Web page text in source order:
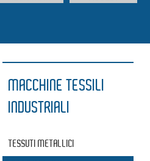
MACCHINE TESSILI
INDUSTRIALI
TESSUTI METALLICI